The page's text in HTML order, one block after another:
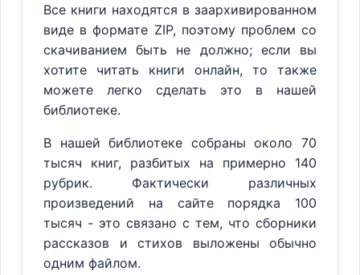
Все книги находятся в заархивированном
виде в формате ZIP, поэтому проблем со
скачиванием быть не должно; если вы
хотите читать книги онлайн, то также
можете легко сделать это в нашей
библиотеке.
В нашей библиотеке собраны около 70
тысяч книг, разбитых на примерно 140
рубрик. Фактически различных
произведений на сайте порядка 100
тысяч - это связано с тем, что сборники
рассказов и стихов выложены обычно
одним файлом.